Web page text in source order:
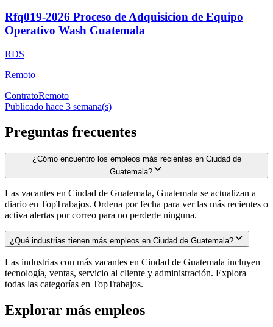
Rfq019-2026 Proceso de Adquisicion de Equipo
Operativo Wash Guatemala
RDS
Remoto
ContratoRemoto
Publicado hace 3 semana(s)
Preguntas frecuentes
¿Cómo encuentro los empleos más recientes en Ciudad de
Guatemala?
Las vacantes en Ciudad de Guatemala, Guatemala se actualizan a
diario en TopTrabajos. Ordena por fecha para ver las más recientes o
activa alertas por correo para no perderte ninguna.
¿Qué industrias tienen más empleos en Ciudad de Guatemala?
Las industrias con más vacantes en Ciudad de Guatemala incluyen
tecnología, ventas, servicio al cliente y administración. Explora
todas las categorías en TopTrabajos.
Explorar más empleos